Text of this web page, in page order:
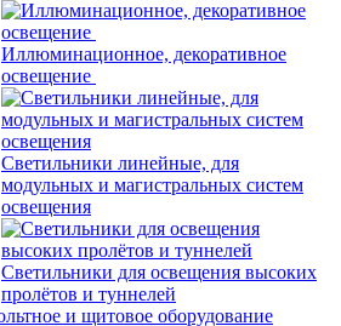
Иллюминационное, декоративное
освещение
Светильники линейные, для
модульных и магистральных систем
освещения
Светильники для освещения высоких
пролётов и туннелей